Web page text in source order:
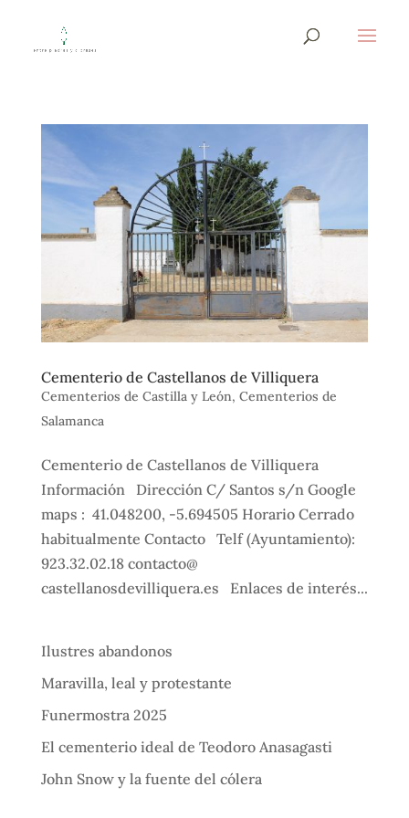
Cementerio de Castellanos de Villiquera
Cementerios de Castilla y León, Cementerios de
Salamanca
Cementerio de Castellanos de Villiquera
Información Dirección C/ Santos s/n Google
maps : 41.048200, -5.694505 Horario Cerrado
habitualmente Contacto Telf (Ayuntamiento):
923.32.02.18 contacto@
castellanosdevilliquera.es Enlaces de interés...
Ilustres abandonos
Maravilla, leal y protestante
Funermostra 2025
El cementerio ideal de Teodoro Anasagasti
John Snow y la fuente del cólera